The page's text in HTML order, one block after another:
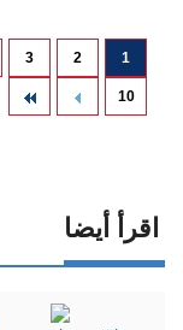
1
2
3
10
اقرأ أيضا